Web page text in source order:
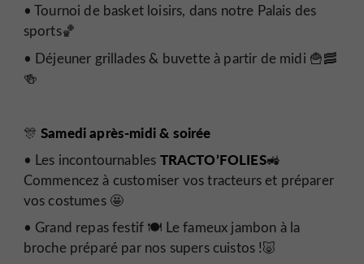
• Tournoi de basket loisirs, dans notre Palais des
sports🏀
• Déjeuner grillades & buvette à partir de midi 🍟🥓
🍻
🎊Samedi après-midi & soirée
• Les incontournables TRACTO’FOLIES🚜
Commencez à customiser vos tracteurs et préparer
vos costumes 🤩
• Grand repas festif 🍽️ Le fameux jambon à la
broche préparé par nos supers cuistos !🐷